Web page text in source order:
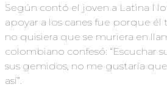
Según contó el joven a Latina
apoyar a los canes fue porque
no quisiera que se muriera en
colombiano confesó: “Escuchar
sus gemidos, no me gustaría
así”.